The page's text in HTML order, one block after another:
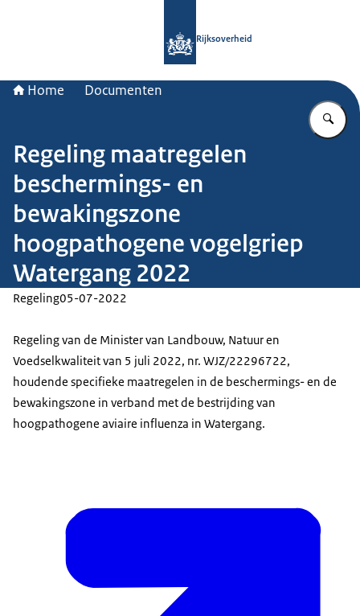
Rijksoverheid
Home Documenten
Regeling maatregelen
beschermings- en
bewakingszone
hoogpathogene vogelgriep
Watergang 2022
Regeling05-07-2022
Regeling van de Minister van Landbouw, Natuur en
Voedselkwaliteit van 5 juli 2022, nr. WJZ/22296722,
houdende specifieke maatregelen in de beschermings- en de
bewakingszone in verband met de bestrijding van
hoogpathogene aviaire influenza in Watergang.